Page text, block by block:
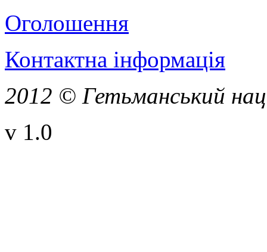
Оголошення
Контактна інформація
2012 © Гетьманський
v 1.0